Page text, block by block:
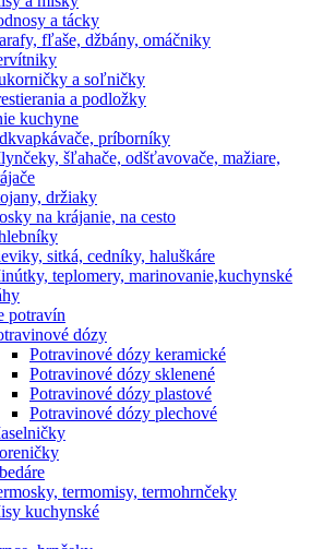
a tácky
fľaše, džbány, omáčniky
a soľničky
a podložky
kuchyne
príborníky
šľahače, odšťavovače, mažiare,
držiaky
na krájanie, na cesto
sitká, cedníky, haluškáre
teplomery, marinovanie,kuchynské
potravín
dózy
Potravinové dózy keramické
Potravinové dózy sklenené
Potravinové dózy plastové
Potravinové dózy plechové
termomisy, termohrnčeky
kuchynské